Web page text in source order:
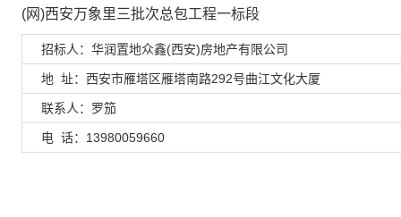
(网)西安万象里三批次总包工程一标段
招标人：华润置地众鑫(西安)房地产有限公司
地 址：西安市雁塔区雁塔南路292号曲江文化大厦
联系人：罗笳
电 话：13980059660